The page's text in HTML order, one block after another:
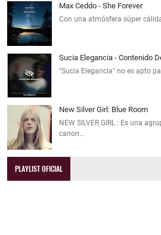
Max Ceddo - She Forever
Con una atmósfera súper
Sucia Elegancia - Contenido
"Sucia Elegancia" no es apto
New Silver Girl: Blue Room
NEW SILVER GIRL : Es una
canon…
PLAYLIST OFICIAL